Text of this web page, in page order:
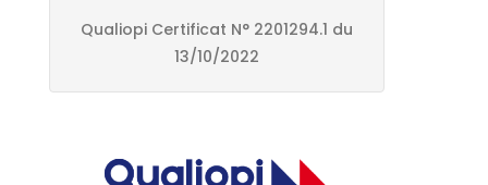
Qualiopi Certificat N° 2201294.1 du
13/10/2022